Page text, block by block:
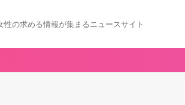
の求める情報が集まるニュースサイト